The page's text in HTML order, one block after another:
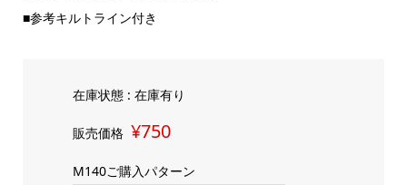
■参考キルトライン付き
在庫状態 : 在庫有り
販売価格 ¥750
M140ご購入パターン